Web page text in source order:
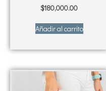
$180,000.00
Añadir al carrito